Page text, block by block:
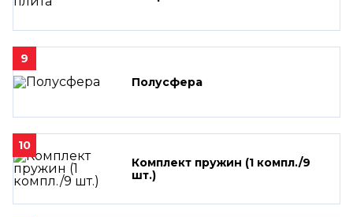
9
Полусфера
10
Комплект пружин (1 компл./9
шт.)